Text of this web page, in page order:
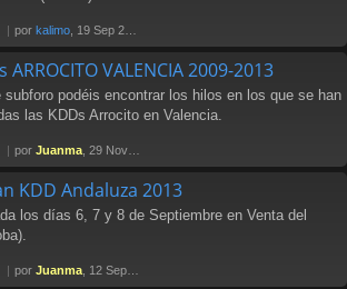
por kalimo , 19 Sep 2014 20:50
ARROCITO VALENCIA 2009-2013
subforo podéis encontrar los hilos en los que se han
las KDDs Arrocito en Valencia.
por Juanma , 29 Nov 2013 14:01
KDD Andaluza 2013
los días 6, 7 y 8 de Septiembre en Venta del
por Juanma , 12 Sep 2013 22:52